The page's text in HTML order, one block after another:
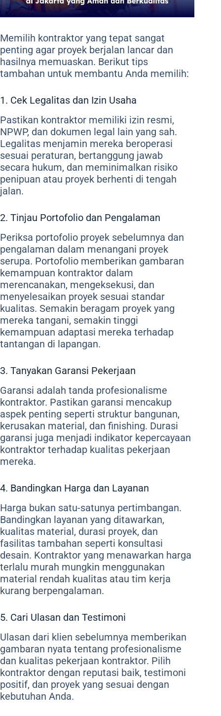
Memilih kontraktor yang tepat sangat
penting agar proyek berjalan lancar dan
hasilnya memuaskan. Berikut tips
tambahan untuk membantu Anda memilih:
1. Cek Legalitas dan Izin Usaha
Pastikan kontraktor memiliki izin resmi,
NPWP, dan dokumen legal lain yang sah.
Legalitas menjamin mereka beroperasi
sesuai peraturan, bertanggung jawab
secara hukum, dan meminimalkan risiko
penipuan atau proyek berhenti di tengah
jalan.
2. Tinjau Portofolio dan Pengalaman
Periksa portofolio proyek sebelumnya dan
pengalaman dalam menangani proyek
serupa. Portofolio memberikan gambaran
kemampuan kontraktor dalam
merencanakan, mengeksekusi, dan
menyelesaikan proyek sesuai standar
kualitas. Semakin beragam proyek yang
mereka tangani, semakin tinggi
kemampuan adaptasi mereka terhadap
tantangan di lapangan.
3. Tanyakan Garansi Pekerjaan
Garansi adalah tanda profesionalisme
kontraktor. Pastikan garansi mencakup
aspek penting seperti struktur bangunan,
kerusakan material, dan finishing. Durasi
garansi juga menjadi indikator kepercayaan
kontraktor terhadap kualitas pekerjaan
mereka.
4. Bandingkan Harga dan Layanan
Harga bukan satu-satunya pertimbangan.
Bandingkan layanan yang ditawarkan,
kualitas material, durasi proyek, dan
fasilitas tambahan seperti konsultasi
desain. Kontraktor yang menawarkan harga
terlalu murah mungkin menggunakan
material rendah kualitas atau tim kerja
kurang berpengalaman.
5. Cari Ulasan dan Testimoni
Ulasan dari klien sebelumnya memberikan
gambaran nyata tentang profesionalisme
dan kualitas pekerjaan kontraktor. Pilih
kontraktor dengan reputasi baik, testimoni
positif, dan proyek yang sesuai dengan
kebutuhan Anda.